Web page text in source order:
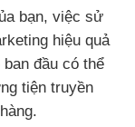
bạn, việc sử
hiệu quả
đầu có thể
tiện truyền